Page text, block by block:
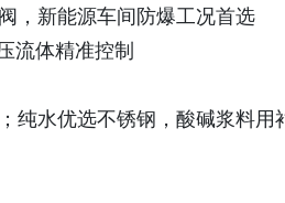
，新能源车间防爆工况首选
流体精准控制
纯水优选不锈钢，酸碱浆料